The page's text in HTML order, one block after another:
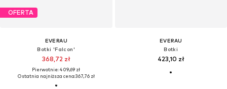
OFERTA
EVERAU
Botki 'Falcon'
368,72 zł
Pierwotnie: 409,69 zł
Ostatnia najniższa cena:367,76 zł
EVERAU
Botki
423,10 zł